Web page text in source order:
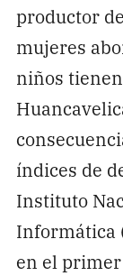
productor
mujeres
niños
índices de
Instituto
Informática
en el